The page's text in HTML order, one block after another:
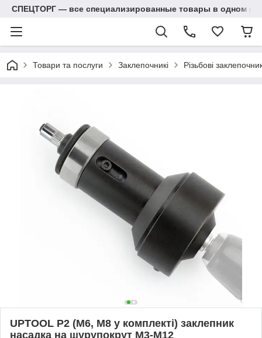
СПЕЦТОРГ — все специализированные товары в одном
Товари та послуги Заклепочникі Різьбові
UPTOOL P2 (М6, М8 у комплекті) заклепник
насадка на шурупокрут M3-M12